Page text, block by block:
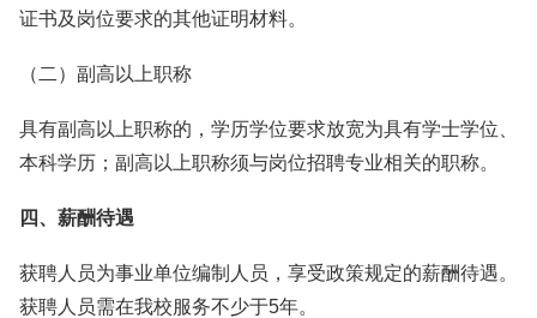
证书及岗位要求的其他证明材料。
（二）副高以上职称
具有副高以上职称的，学历学位要求放宽为具有学士学位、
本科学历；副高以上职称须与岗位招聘专业相关的职称。
四、薪酬待遇
获聘人员为事业单位编制人员，享受政策规定的薪酬待遇。
获聘人员需在我校服务不少于5年。